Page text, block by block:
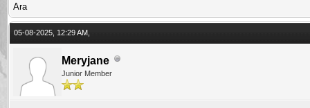
Ara
05-08-2025, 12:29 AM,
Meryjane
Junior Member